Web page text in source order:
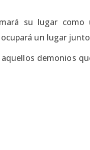
su lugar como
un lugar
demonios